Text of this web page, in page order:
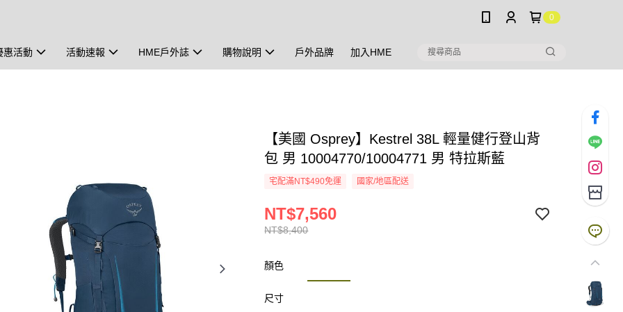
0
惠活動 活動速報 HME戶外誌 購物說明 戶外品牌 加入HME
【美國 Osprey】Kestrel 38L 輕量健行登山背
包 男 10004770/10004771 男 特拉斯藍
宅配滿NT$490免運 國家/地區配送
NT$8,400
NT$7,560
顏色
尺寸